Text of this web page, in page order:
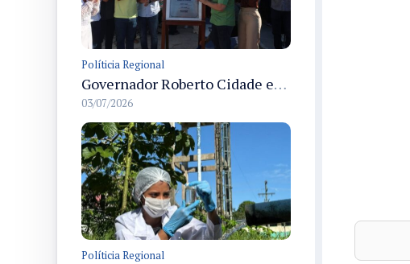
Políticia Regional
Governador Roberto Cidade entrega readequação do ambulatório da FCecon e amplia capacidade de atendimento oncológico em Manaus
03/07/2026
Políticia Regional